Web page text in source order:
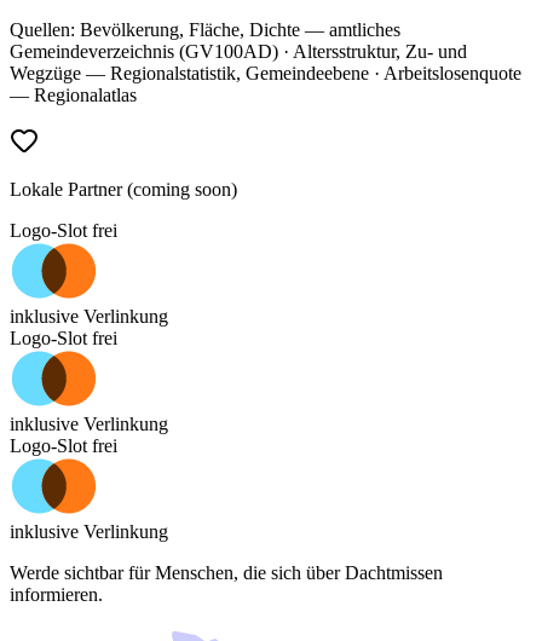
Quellen: Bevölkerung, Fläche, Dichte — amtliches
Gemeindeverzeichnis (GV100AD) · Altersstruktur, Zu- und
Wegzüge — Regionalstatistik, Gemeindeebene · Arbeitslosenquote
— Regionalatlas
Lokale Partner (coming soon)
Logo-Slot frei
inklusive Verlinkung
Logo-Slot frei
inklusive Verlinkung
Logo-Slot frei
inklusive Verlinkung
Werde sichtbar für Menschen, die sich überDachtmissen
informieren.